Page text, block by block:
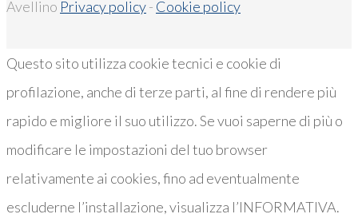
Avellino Privacy policy- Cookie policy
Questo sito utilizza cookie tecnici e cookie di
profilazione, anche di terze parti, al fine di rendere più
rapido e migliore il suo utilizzo. Se vuoi saperne di più o
modificare le impostazioni del tuo browser
relativamente ai cookies, fino ad eventualmente
escluderne l’installazione, visualizza l’INFORMATIVA.